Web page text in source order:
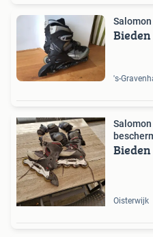
Bieden
's-
Bieden
Oisterwijk